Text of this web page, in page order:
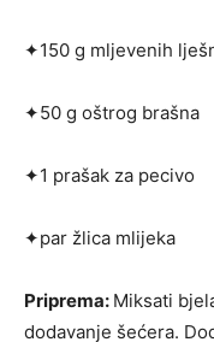
✦150 g mljevenih
✦50 g oštrog brašna
✦1 prašak za pecivo
✦par žlica mlijeka
Priprema: Miksati
dodavanje šećera.